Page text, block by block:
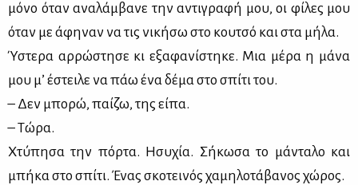
μό­νο όταν ανα­λάμ­βα­νε την αντι­γρα­φή μου, οι φί­λες μου
όταν με άφη­ναν να τις νι­κή­σω στο κου­τσό και στα μή­λα.
Ύστε­ρα αρ­ρώ­στη­σε κι εξα­φα­νί­στη­κε. Μια μέ­ρα η μά­να
μου μ’ έστει­λε να πάω ένα δέ­μα στο σπί­τι του.
– Δεν μπο­ρώ, παί­ζω, της εί­πα.
– Τώ­ρα.
Χτύ­πη­σα την πόρ­τα. Ησυ­χία. Σή­κω­σα το μά­ντα­λο και
μπή­κα στο σπί­τι. Ένας σκο­τει­νός χα­μη­λο­τά­βα­νος χώ­ρος.